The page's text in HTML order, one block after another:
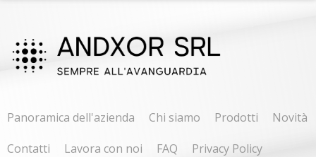
Panoramica dell'azienda Chi siamo Prodotti
Novità
Contatti
Lavora con noi FAQ
Privacy Policy